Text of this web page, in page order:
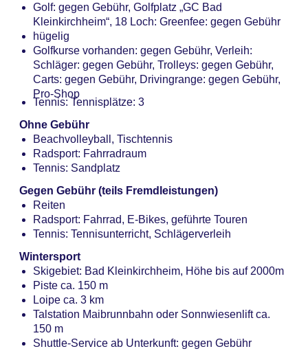
Golf: gegen Gebühr, Golfplatz „GC Bad
Kleinkirchheim“, 18 Loch: Greenfee: gegen Gebühr
hügelig
Golfkurse vorhanden: gegen Gebühr, Verleih:
Schläger: gegen Gebühr, Trolleys: gegen Gebühr,
Carts: gegen Gebühr, Drivingrange: gegen Gebühr,
Pro-Shop
Tennis: Tennisplätze: 3
Ohne Gebühr
Beachvolleyball, Tischtennis
Radsport: Fahrradraum
Tennis: Sandplatz
Gegen Gebühr (teils Fremdleistungen)
Reiten
Radsport: Fahrrad, E-Bikes, geführte Touren
Tennis: Tennisunterricht, Schlägerverleih
Wintersport
Skigebiet: Bad Kleinkirchheim, Höhe bis auf 2000m
Piste ca. 150 m
Loipe ca. 3 km
Talstation Maibrunnbahn oder Sonnwiesenlift ca.
150 m
Shuttle-Service ab Unterkunft: gegen Gebühr